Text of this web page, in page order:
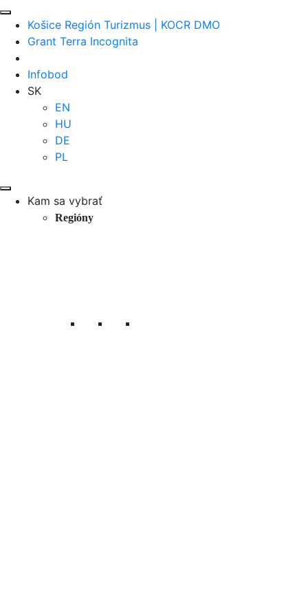
Košice Región Turizmus | KOCR DMO
Grant Terra Incognita
Infobod
SK
EN
HU
DE
PL
Kam sa vybrať
Regióny